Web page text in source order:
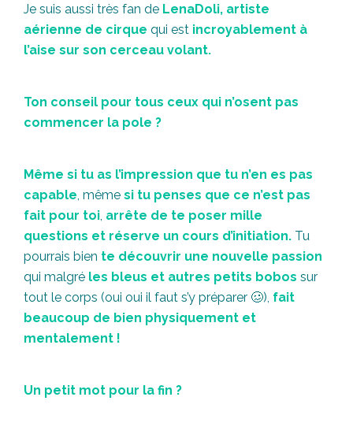
Je suis aussi très fan de LenaDoli, artiste
aérienne de cirque qui est incroyablement à
l’aise sur son cerceau volant.
Ton conseil pour tous ceux qui n’osent pas
commencer la pole ?
Même si tu as l’impression que tu n’en es pas
capable, même si tu penses que ce n’est pas
fait pour toi, arrête de te poser mille
questions et réserve un cours d’initiation. Tu
pourrais bien te découvrir une nouvelle passion
qui malgré les bleus et autres petits bobos sur
tout le corps (oui oui il faut s’y préparer 🥴), fait
beaucoup de bien physiquement et
mentalement !
Un petit mot pour la fin ?